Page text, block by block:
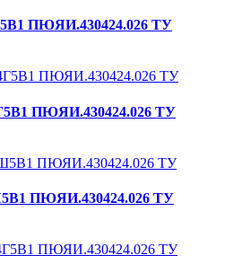
ПЮЯИ.430424.026 ТУ
ПЮЯИ.430424.026 ТУ
ПЮЯИ.430424.026 ТУ